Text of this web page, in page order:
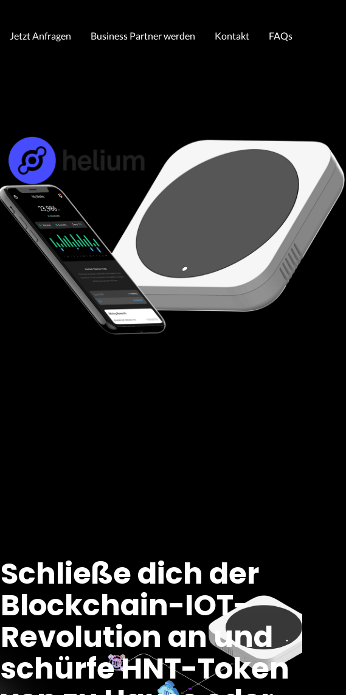
Jetzt Anfragen Business Partner werden Kontakt FAQs
Schließe dich der
Blockchain-IOT-
Revolution an und
schürfe HNT-Token